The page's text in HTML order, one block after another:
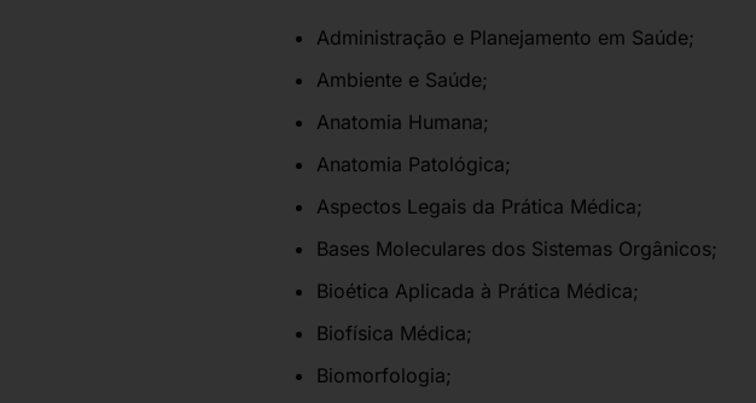
Administração e Planejamento em Saúde;
Ambiente e Saúde;
Anatomia Humana;
Anatomia Patológica;
Aspectos Legais da Prática Médica;
Bases Moleculares dos Sistemas Orgânicos;
Bioética Aplicada à Prática Médica;
Biofísica Médica;
Biomorfologia;